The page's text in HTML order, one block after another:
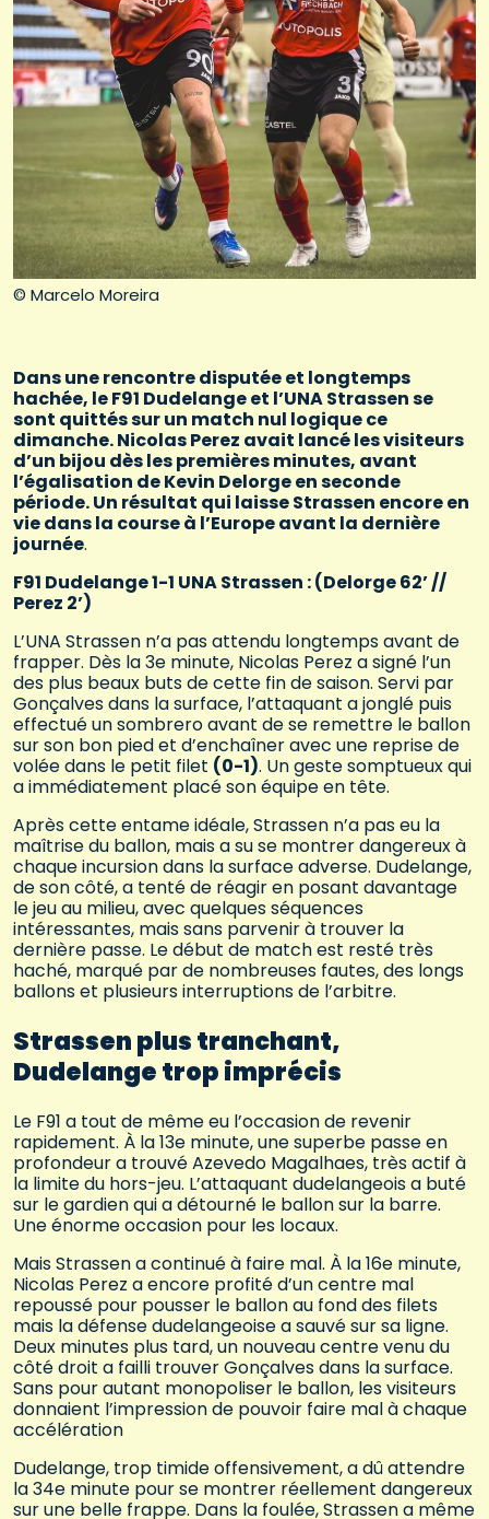
© Marcelo Moreira
Dans une rencontre disputée et longtemps
hachée, le F91 Dudelange et l’UNA Strassen se
sont quittés sur un match nul logique ce
dimanche. Nicolas Perez avait lancé les visiteurs
d’un bijou dès les premières minutes, avant
l’égalisation de Kevin Delorge en seconde
période. Un résultat qui laisse Strassen encore en
vie dans la course à l’Europe avant la dernière
journée.
F91 Dudelange 1-1 UNA Strassen : (Delorge 62’ //
Perez 2’)
L’UNA Strassen n’a pas attendu longtemps avant de
frapper. Dès la 3e minute, Nicolas Perez a signé l’un
des plus beaux buts de cette fin de saison. Servi par
Gonçalves dans la surface, l’attaquant a jonglé puis
effectué un sombrero avant de se remettre le ballon
sur son bon pied et d’enchaîner avec une reprise de
volée dans le petit filet (0-1). Un geste somptueux qui
a immédiatement placé son équipe en tête.
Après cette entame idéale, Strassen n’a pas eu la
maîtrise du ballon, mais a su se montrer dangereux à
chaque incursion dans la surface adverse. Dudelange,
de son côté, a tenté de réagir en posant davantage
le jeu au milieu, avec quelques séquences
intéressantes, mais sans parvenir à trouver la
dernière passe. Le début de match est resté très
haché, marqué par de nombreuses fautes, des longs
ballons et plusieurs interruptions de l’arbitre.
Strassen plus tranchant,
Dudelange trop imprécis
Le F91 a tout de même eu l’occasion de revenir
rapidement. À la 13e minute, une superbe passe en
profondeur a trouvé Azevedo Magalhaes, très actif à
la limite du hors-jeu. L’attaquant dudelangeois a buté
sur le gardien qui a détourné le ballon sur la barre.
Une énorme occasion pour les locaux.
Mais Strassen a continué à faire mal. À la 16e minute,
Nicolas Perez a encore profité d’un centre mal
repoussé pour pousser le ballon au fond des filets
mais la défense dudelangeoise a sauvé sur sa ligne.
Deux minutes plus tard, un nouveau centre venu du
côté droit a failli trouver Gonçalves dans la surface.
Sans pour autant monopoliser le ballon, les visiteurs
donnaient l’impression de pouvoir faire mal à chaque
accélération
Dudelange, trop timide offensivement, a dû attendre
la 34e minute pour se montrer réellement dangereux
sur une belle frappe. Dans la foulée, Strassen a même